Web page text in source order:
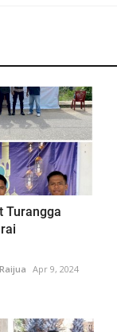
Turangga
Apr 9, 2024